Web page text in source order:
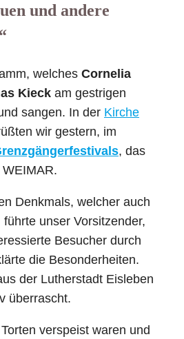
und andere
welches Cornelia
Kieck am gestrigen
sangen. In der Kirche
wir gestern, im
, das
Denkmals, welcher auch
unser Vorsitzender,
Besucher durch
die Besonderheiten.
der Lutherstadt Eisleben
überrascht.
verspeist waren und